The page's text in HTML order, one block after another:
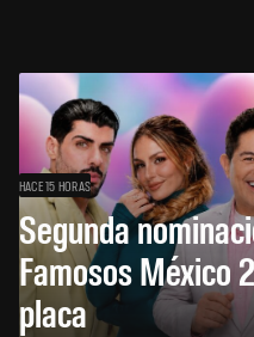
HACE 15 HORAS
Segunda
Famosos México
placa